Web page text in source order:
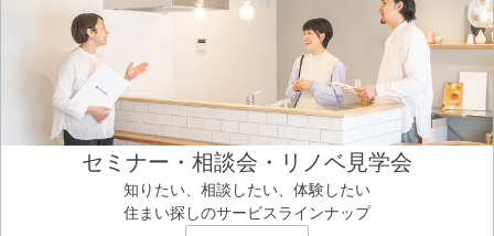
セミナー・相談会・リノベ見学会
知りたい、相談したい、体験したい
住まい探しのサービスラインナップ